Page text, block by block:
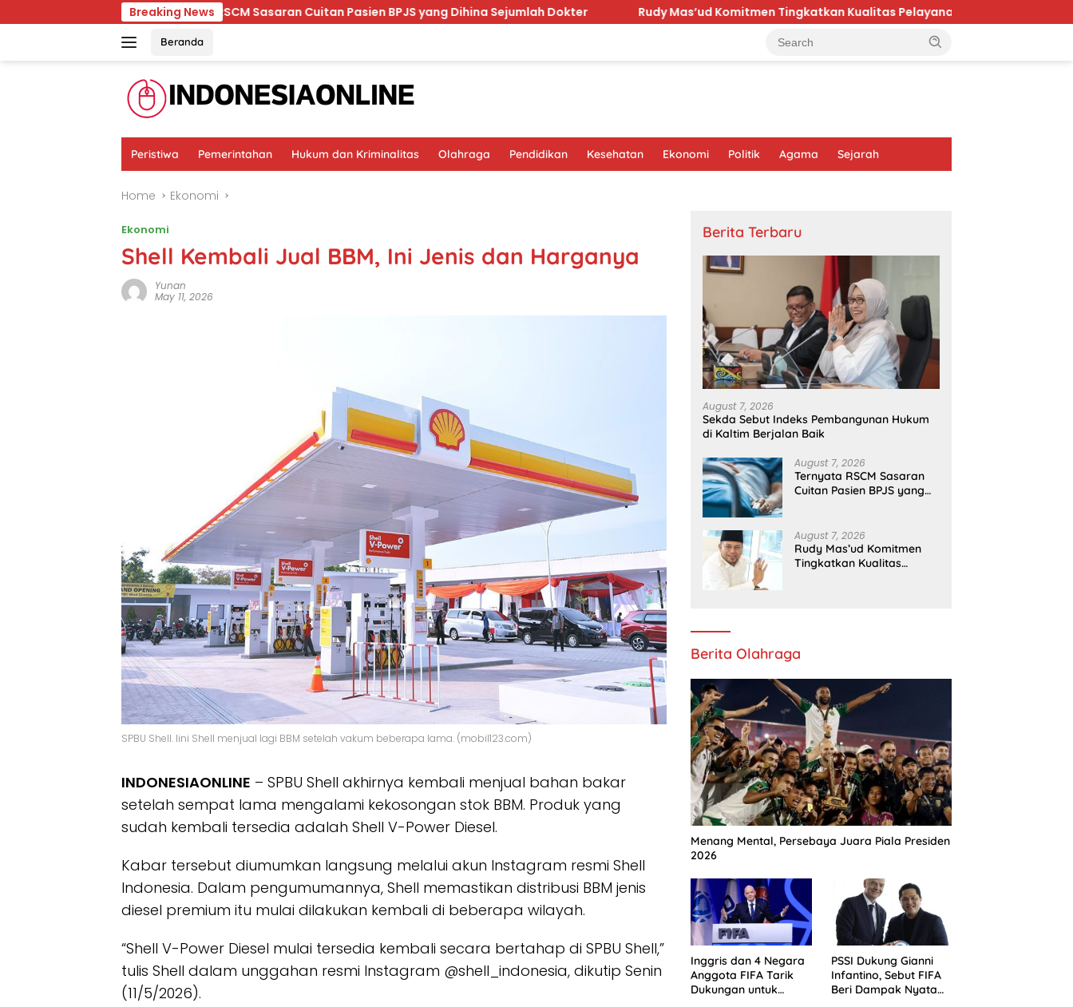
to
Breaking News
Ternyata RSCM Sasaran Cuitan Pasien BPJS yang Dihina Sejumlah Dokter Rudy Mas’ud Komitmen Tingkatkan Kualitas Pelayanan Publik di Kaltim
Beranda
Peristiwa Pemerintahan Hukum dan Kriminalitas Olahraga Pendidikan Kesehatan Ekonomi Politik Agama Sejarah
Home Ekonomi
Ekonomi
Shell Kembali Jual BBM, Ini Jenis dan Harganya
Yunan
May 11, 2026
SPBU Shell. Iini Shell menjual lagi BBM setelah vakum beberapa lama. (mobil123.com)
INDONESIAONLINE – SPBU Shell akhirnya kembali menjual bahan bakar
setelah sempat lama mengalami kekosongan stok BBM. Produk yang
sudah kembali tersedia adalah Shell V-Power Diesel.
Kabar tersebut diumumkan langsung melalui akun Instagram resmi Shell
Indonesia. Dalam pengumumannya, Shell memastikan distribusi BBM jenis
diesel premium itu mulai dilakukan kembali di beberapa wilayah.
“Shell V-Power Diesel mulai tersedia kembali secara bertahap di SPBU Shell,”
tulis Shell dalam unggahan resmi Instagram @shell_indonesia, dikutip Senin
(11/5/2026).
Berita Terbaru
August 7, 2026
Sekda Sebut Indeks Pembangunan Hukum
di Kaltim Berjalan Baik
August 7, 2026
Ternyata RSCM Sasaran
Cuitan Pasien BPJS yang
August 7, 2026
Rudy Mas’ud Komitmen
Tingkatkan Kualitas
Berita Olahraga
Menang Mental, Persebaya Juara Piala Presiden
2026
Inggris dan 4 Negara
Anggota FIFA Tarik
Dukungan untuk
PSSI Dukung Gianni
Infantino, Sebut FIFA
Beri Dampak Nyata